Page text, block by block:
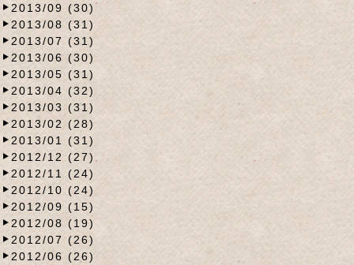
2013/09 (30)
2013/08 (31)
2013/07 (31)
2013/06 (30)
2013/05 (31)
2013/04 (32)
2013/03 (31)
2013/02 (28)
2013/01 (31)
2012/12 (27)
2012/11 (24)
2012/10 (24)
2012/09 (15)
2012/08 (19)
2012/07 (26)
2012/06 (26)